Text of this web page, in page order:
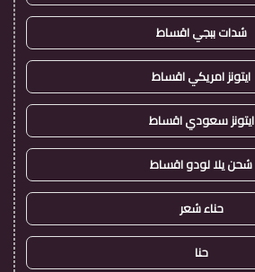
شدات ببجي اقساط
ايتونز امريكي اقساط
ايتونز سعودي اقساط
شحن يلا لودو اقساط
حناء شعر
حنا